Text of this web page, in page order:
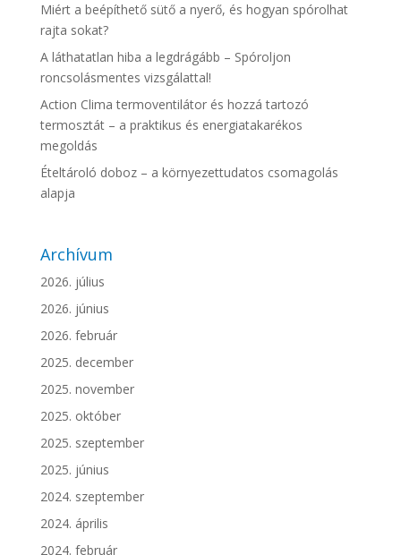
Miért a beépíthető sütő a nyerő, és hogyan spórolhat
rajta sokat?
A láthatatlan hiba a legdrágább – Spóroljon
roncsolásmentes vizsgálattal!
Action Clima termoventilátor és hozzá tartozó
termosztát – a praktikus és energiatakarékos
megoldás
Ételtároló doboz – a környezettudatos csomagolás
alapja
Archívum
2026. július
2026. június
2026. február
2025. december
2025. november
2025. október
2025. szeptember
2025. június
2024. szeptember
2024. április
2024. február